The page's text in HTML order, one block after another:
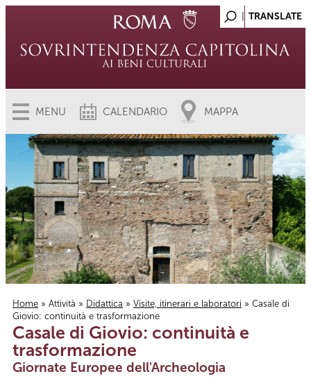
MENU CALENDARIO MAPPA
Tu sei qui
Home » Attività » Didattica » Visite, itinerari e laboratori » Casale di
Giovio: continuità e trasformazione
Casale di Giovio: continuità e
trasformazione
Giornate Europee dell'Archeologia